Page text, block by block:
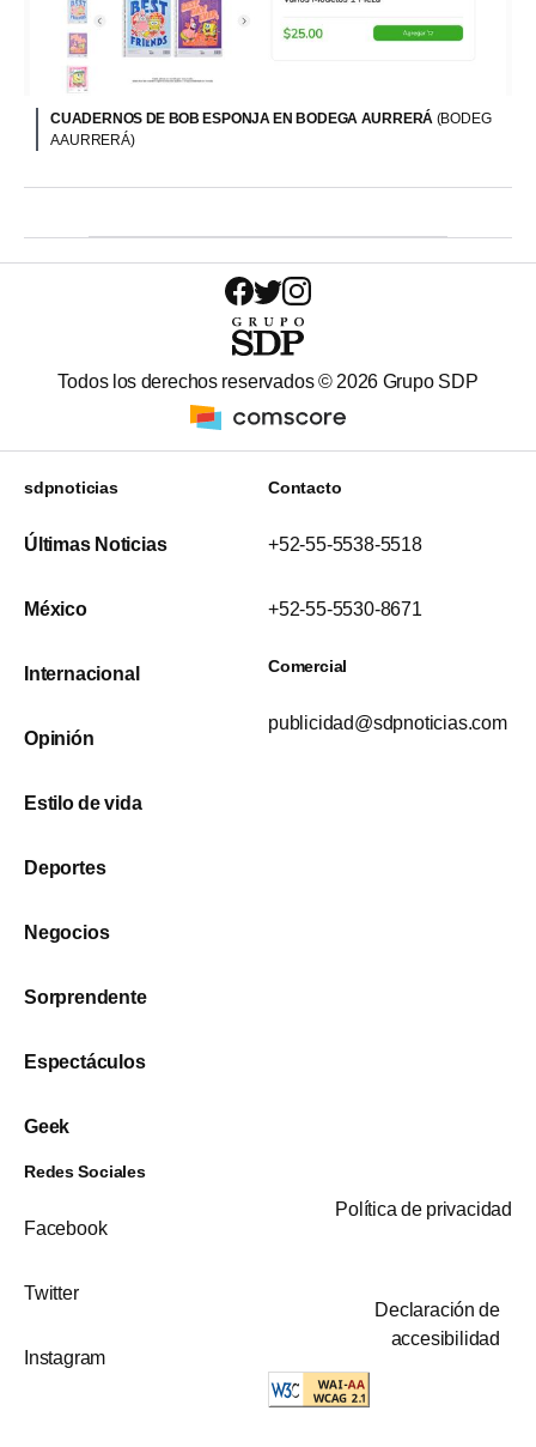
CUADERNOS DE BOB ESPONJA EN BODEGA AURRERÁ (BODEG
A AURRERÁ)
Todos los derechos reservados © 2026 Grupo SDP
sdpnoticias
Últimas Noticias
México
Internacional
Opinión
Estilo de vida
Deportes
Negocios
Sorprendente
Espectáculos
Geek
Contacto
+52-55-5538-5518
+52-55-5530-8671
Comercial
publicidad@sdpnoticias.com
Redes Sociales
Facebook
Twitter
Instagram
Política de privacidad
Declaración de
accesibilidad